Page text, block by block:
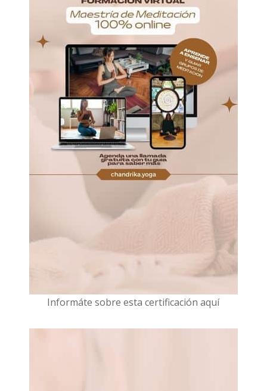
Informáte sobre esta certificación aquí